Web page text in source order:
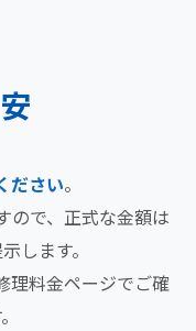
ださい。
ので、正式な金額は
します。
理料金ページでご確